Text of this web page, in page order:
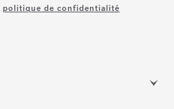
politique de confidentialité